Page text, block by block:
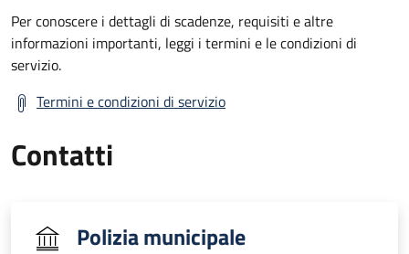
Per conoscere i dettagli di scadenze, requisiti e altre
informazioni importanti, leggi i termini e le condizioni di
servizio.
Termini e condizioni di servizio
Contatti
Polizia municipale